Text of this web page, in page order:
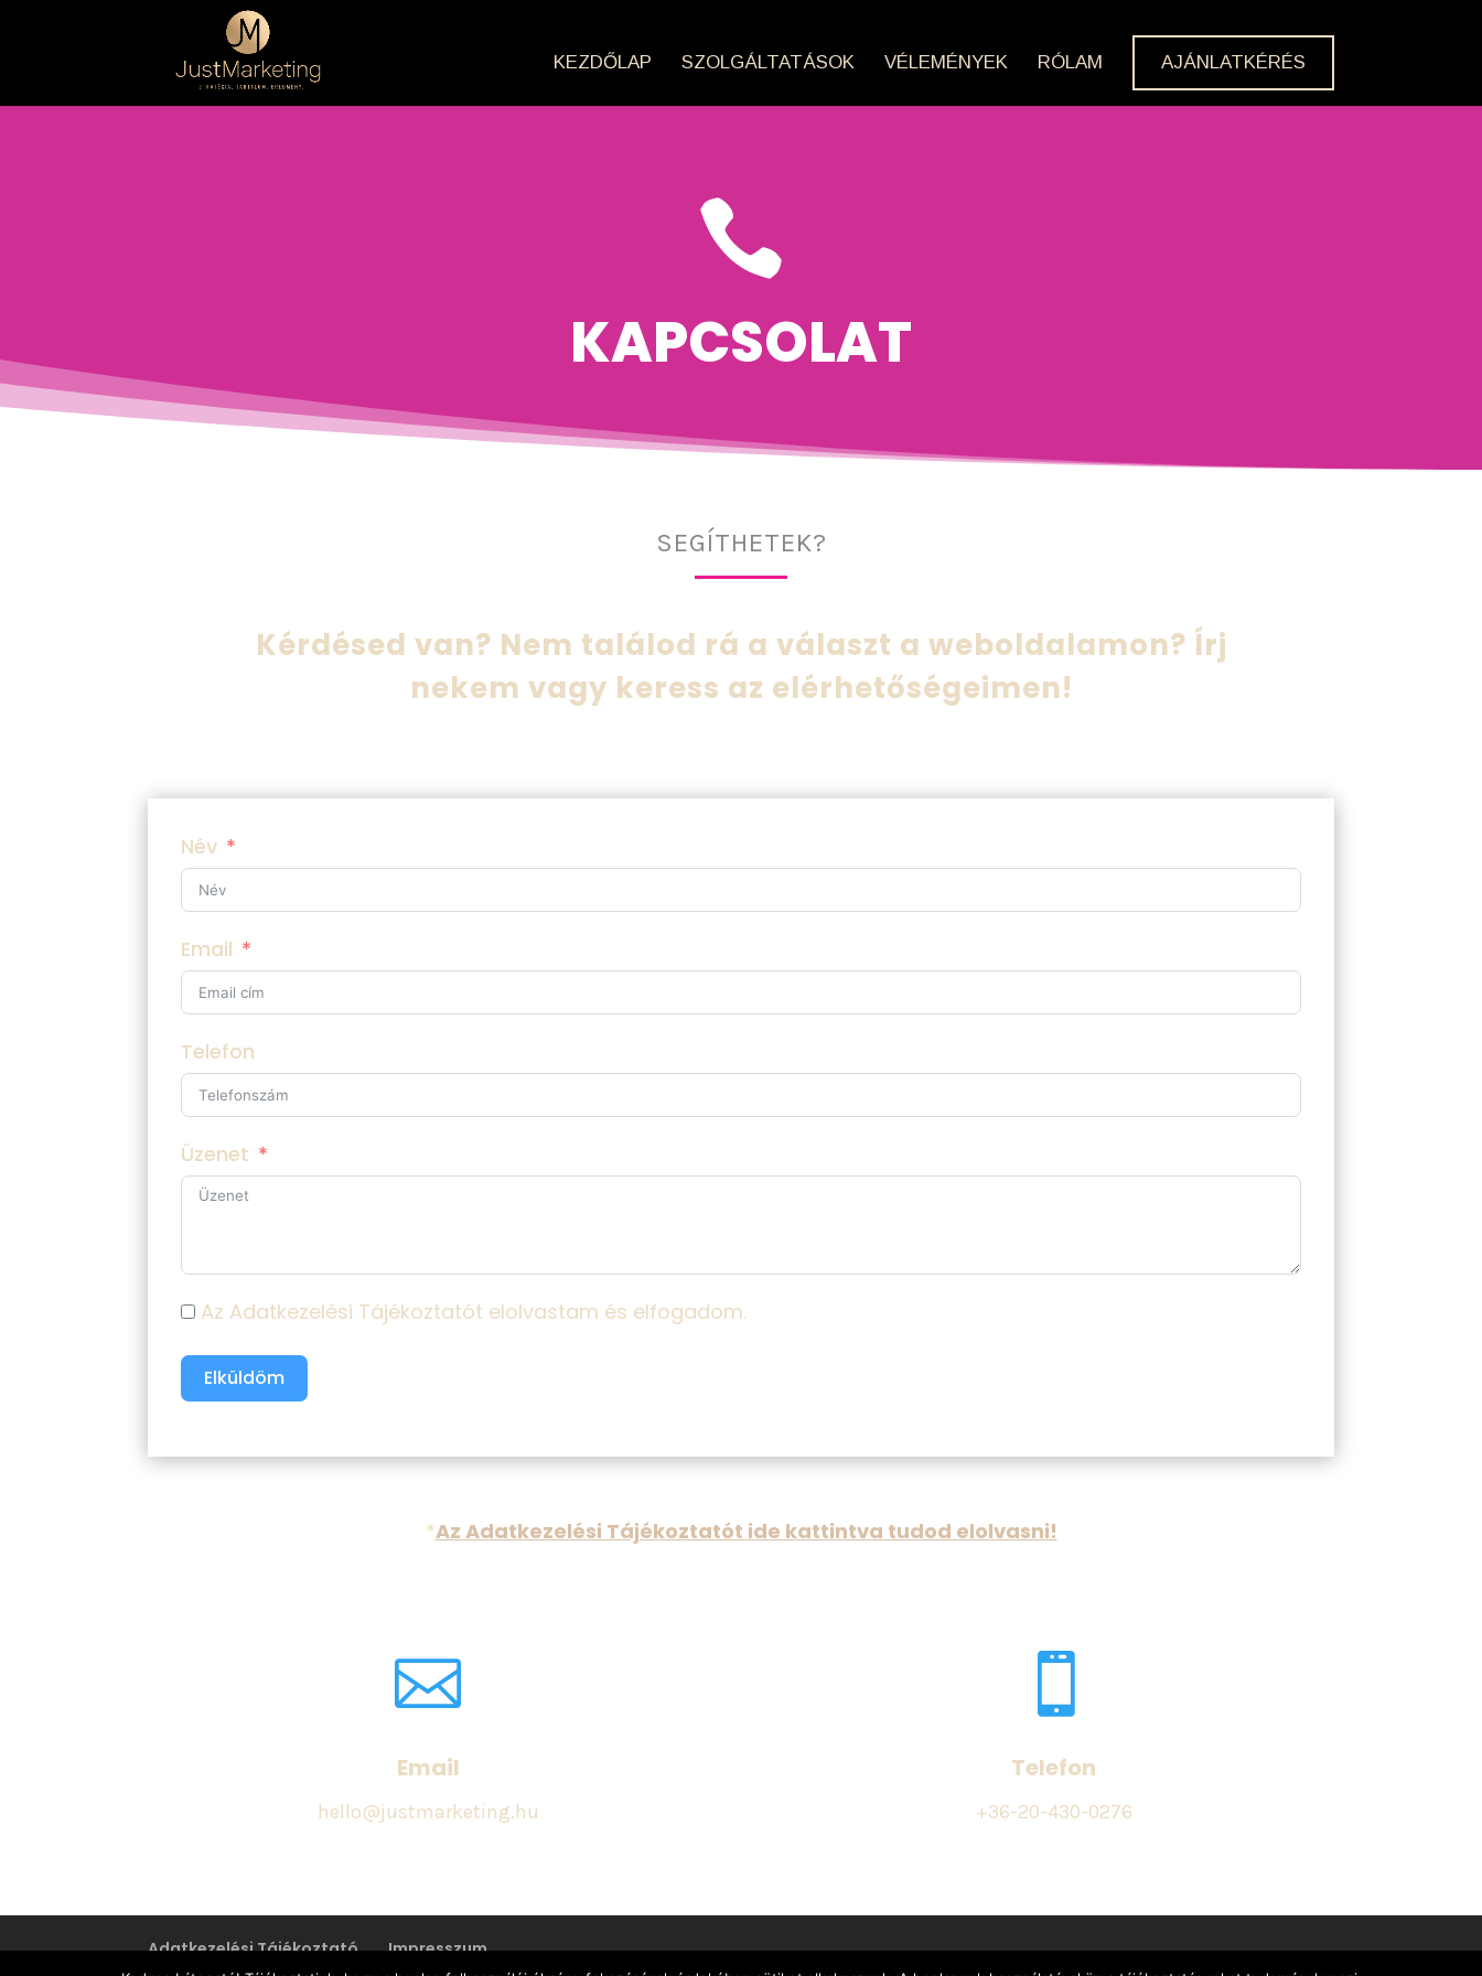
KEZDŐLAP SZOLGÁLTATÁSOK VÉLEMÉNYEK RÓLAM AJÁNLATKÉRÉS

KAPCSOLAT
SEGÍTHETEK?
Kérdésed van? Nem találod rá a választ a weboldalamon? Írj
nekem vagy keress az elérhetőségeimen!
Név
Email
Telefon
Üzenet
Az Adatkezelési Tájékoztatót elolvastam és elfogadom.
Elküldöm
*Az Adatkezelési Tájékoztatót ide kattintva tudod elolvasni!

Email
hello@justmarketing.hu

Telefon
+36-20-430-0276
Adatkezelési Tájékoztató Impresszum